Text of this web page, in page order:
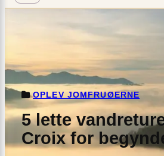
OPLEV JOMFRUØERNE
5 lette
Croix for